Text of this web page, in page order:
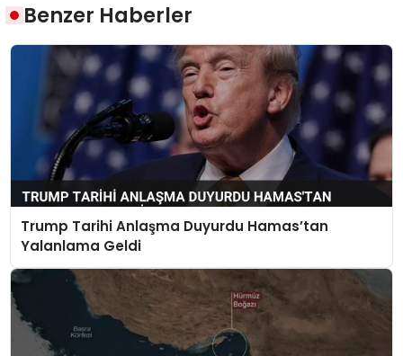
Benzer Haberler
Trump Tarihi Anlaşma Duyurdu Hamas’tan
Yalanlama Geldi